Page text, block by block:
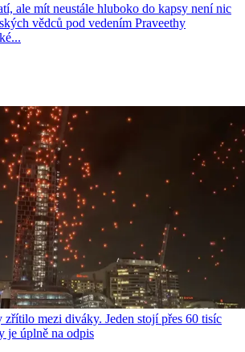
ale mít neustále hluboko do kapsy není nic
vědců pod vedením Praveethy
zřítilo mezi diváky. Jeden stojí přes 60 tisíc
je úplně na odpis